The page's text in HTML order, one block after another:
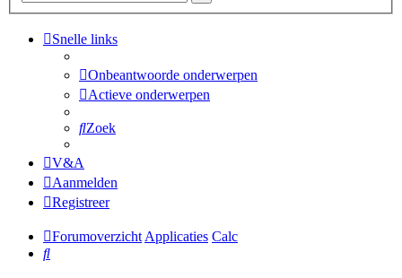
Snelle links
Onbeantwoorde onderwerpen
Actieve onderwerpen
Zoek
V&A
Aanmelden
Registreer
Forumoverzicht Applicaties Calc
Zoek